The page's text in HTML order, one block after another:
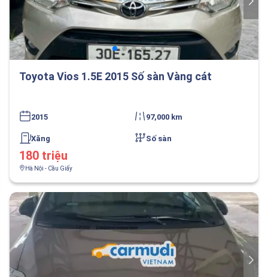
Toyota Vios 1.5E 2015 Số sàn Vàng cát
2015 97,000 km
Xăng Số sàn
180 triệu
Hà Nội - Cầu Giấy